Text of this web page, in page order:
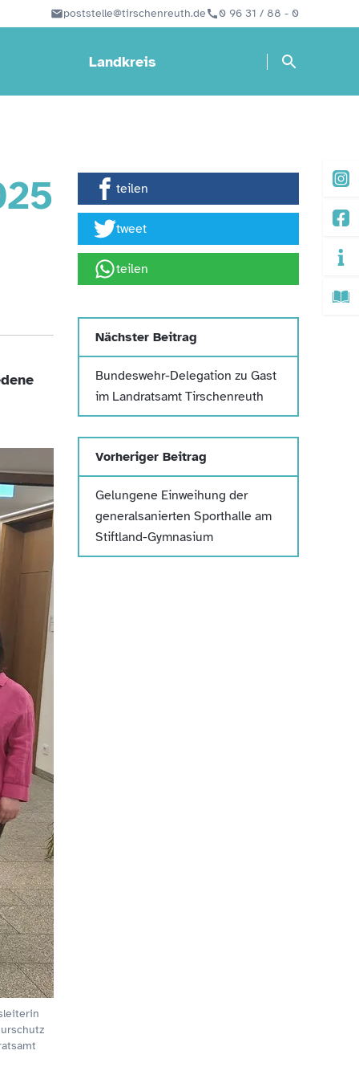
poststelle@tirschenreuth.de 0 96 31 / 88 - 0
Landkreis
teilen
tweet
teilen
Nächster Beitrag
Bundeswehr-Delegation zu Gast
im Landratsamt Tirschenreuth
Vorheriger Beitrag
Gelungene Einweihung der
generalsanierten Sporthalle am
Stiftland-Gymnasium